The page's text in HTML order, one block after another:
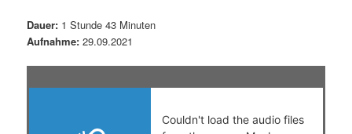
i
g
p
i
Dauer: 1 Stunde 43 Minuten
Aufnahme: 29.09.2021